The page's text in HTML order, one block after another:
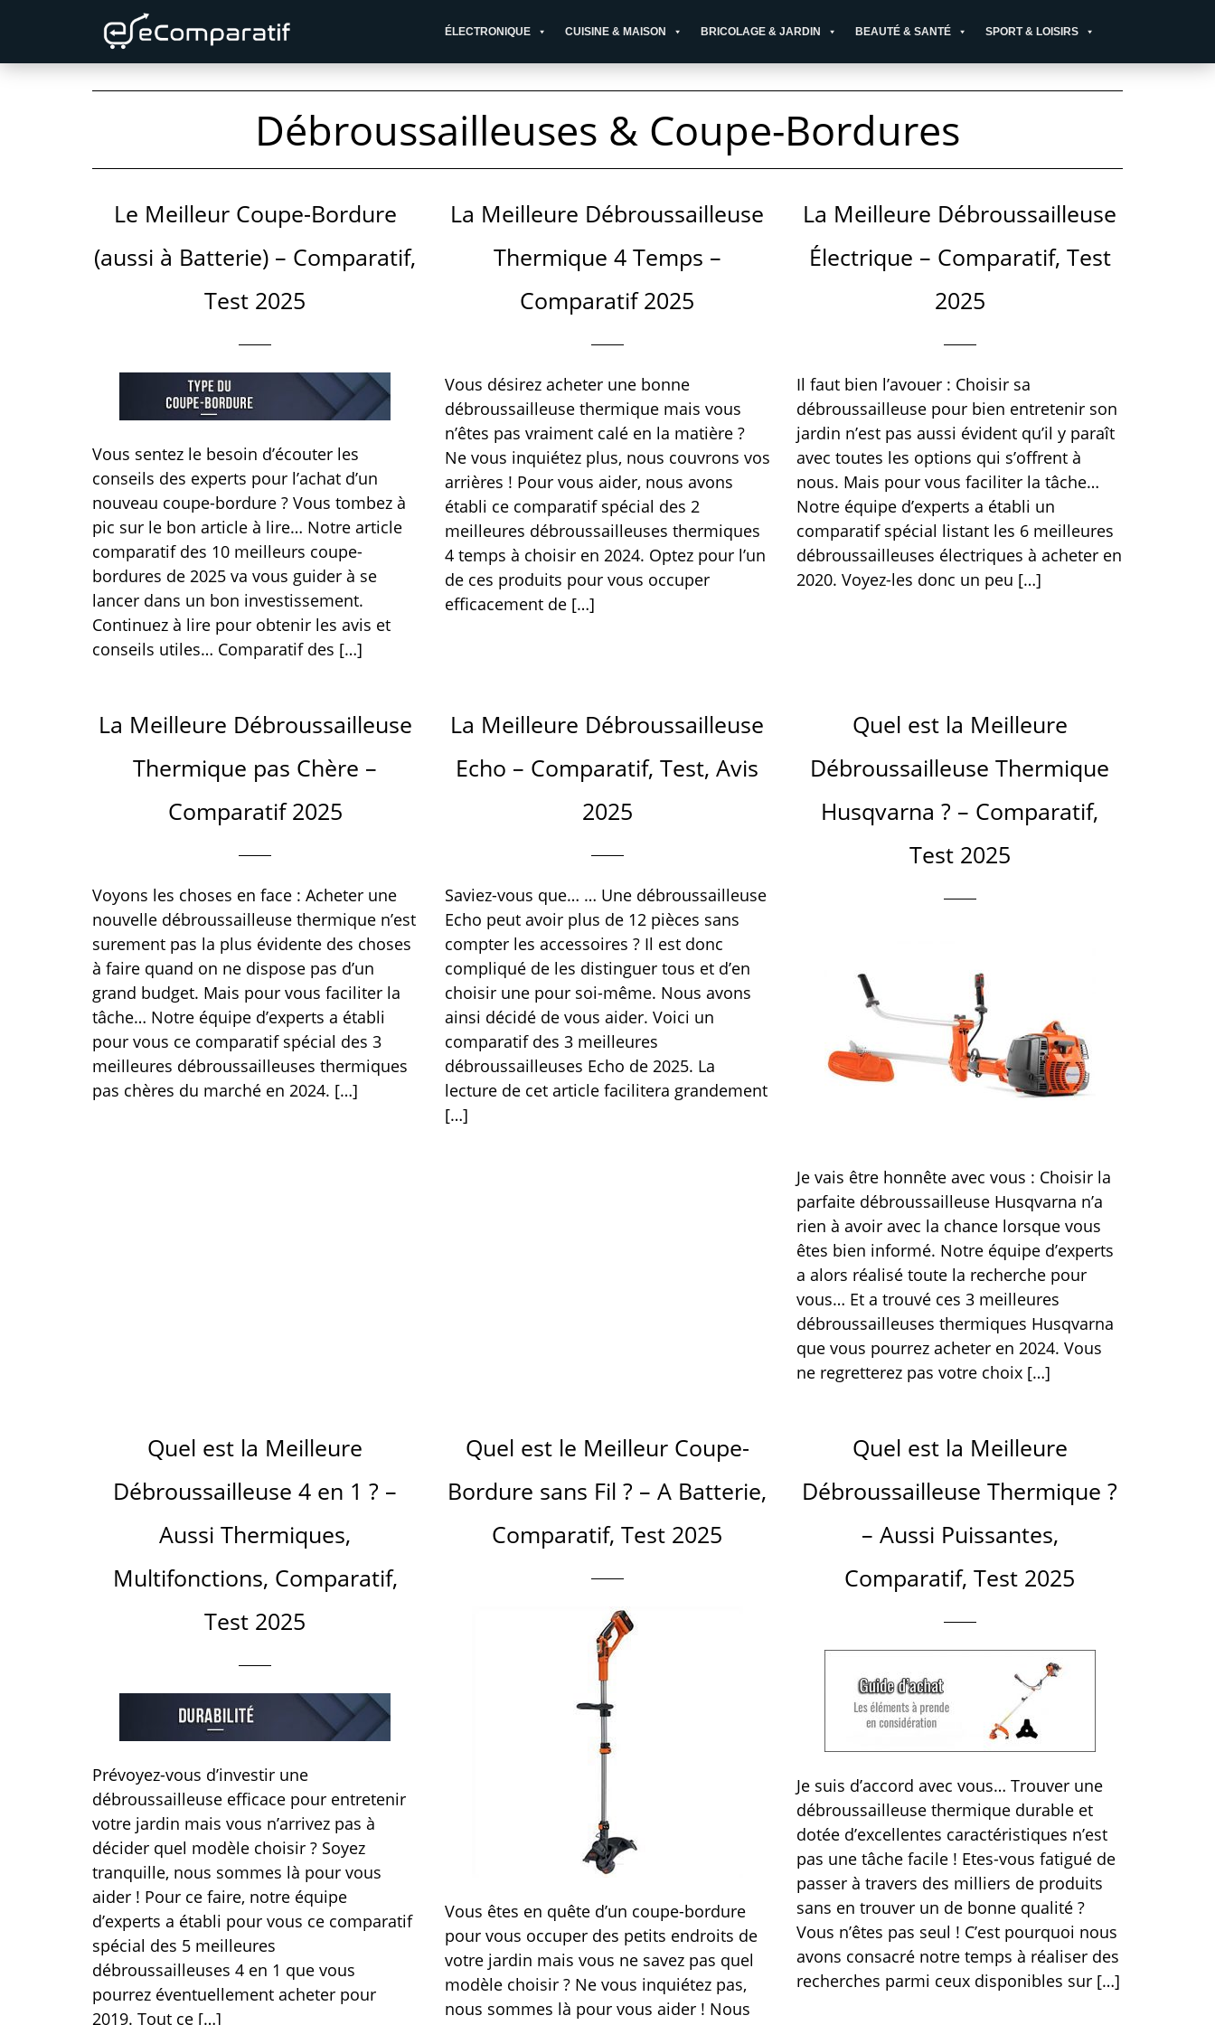
primary
content
ÉLECTRONIQUE CUISINE & MAISON BRICOLAGE & JARDIN BEAUTÉ & SANTÉ SPORT & LOISIRS
Débroussailleuses & Coupe-Bordures
Le Meilleur Coupe-Bordure
(aussi à Batterie) – Comparatif,
Test 2025
Vous sentez le besoin d’écouter les
conseils des experts pour l’achat d’un
nouveau coupe-bordure ? Vous tombez à
pic sur le bon article à lire… Notre article
comparatif des 10 meilleurs coupe-
bordures de 2025 va vous guider à se
lancer dans un bon investissement.
Continuez à lire pour obtenir les avis et
conseils utiles… Comparatif des […]
La Meilleure Débroussailleuse
Thermique 4 Temps –
Comparatif 2025
Vous désirez acheter une bonne
débroussailleuse thermique mais vous
n’êtes pas vraiment calé en la matière ?
Ne vous inquiétez plus, nous couvrons vos
arrières ! Pour vous aider, nous avons
établi ce comparatif spécial des 2
meilleures débroussailleuses thermiques
4 temps à choisir en 2024. Optez pour l’un
de ces produits pour vous occuper
efficacement de […]
La Meilleure Débroussailleuse
Électrique – Comparatif, Test
2025
Il faut bien l’avouer : Choisir sa
débroussailleuse pour bien entretenir son
jardin n’est pas aussi évident qu’il y paraît
avec toutes les options qui s’offrent à
nous. Mais pour vous faciliter la tâche…
Notre équipe d’experts a établi un
comparatif spécial listant les 6 meilleures
débroussailleuses électriques à acheter en
2020. Voyez-les donc un peu […]
La Meilleure Débroussailleuse
Thermique pas Chère –
Comparatif 2025
Voyons les choses en face : Acheter une
nouvelle débroussailleuse thermique n’est
surement pas la plus évidente des choses
à faire quand on ne dispose pas d’un
grand budget. Mais pour vous faciliter la
tâche… Notre équipe d’experts a établi
pour vous ce comparatif spécial des 3
meilleures débroussailleuses thermiques
pas chères du marché en 2024. […]
La Meilleure Débroussailleuse
Echo – Comparatif, Test, Avis
2025
Saviez-vous que… … Une débroussailleuse
Echo peut avoir plus de 12 pièces sans
compter les accessoires ? Il est donc
compliqué de les distinguer tous et d’en
choisir une pour soi-même. Nous avons
ainsi décidé de vous aider. Voici un
comparatif des 3 meilleures
débroussailleuses Echo de 2025. La
lecture de cet article facilitera grandement
[…]
Quel est la Meilleure
Débroussailleuse Thermique
Husqvarna ? – Comparatif,
Test 2025
Je vais être honnête avec vous : Choisir la
parfaite débroussailleuse Husqvarna n’a
rien à avoir avec la chance lorsque vous
êtes bien informé. Notre équipe d’experts
a alors réalisé toute la recherche pour
vous… Et a trouvé ces 3 meilleures
débroussailleuses thermiques Husqvarna
que vous pourrez acheter en 2024. Vous
ne regretterez pas votre choix […]
Quel est la Meilleure
Débroussailleuse 4 en 1 ? –
Aussi Thermiques,
Multifonctions, Comparatif,
Test 2025
Prévoyez-vous d’investir une
débroussailleuse efficace pour entretenir
votre jardin mais vous n’arrivez pas à
décider quel modèle choisir ? Soyez
tranquille, nous sommes là pour vous
aider ! Pour ce faire, notre équipe
d’experts a établi pour vous ce comparatif
spécial des 5 meilleures
débroussailleuses 4 en 1 que vous
pourrez éventuellement acheter pour
2019. Tout ce […]
Quel est le Meilleur Coupe-
Bordure sans Fil ? – A Batterie,
Comparatif, Test 2025
Vous êtes en quête d’un coupe-bordure
pour vous occuper des petits endroits de
votre jardin mais vous ne savez pas quel
modèle choisir ? Ne vous inquiétez pas,
nous sommes là pour vous aider ! Nous
Quel est la Meilleure
Débroussailleuse Thermique ?
– Aussi Puissantes,
Comparatif, Test 2025
Je suis d’accord avec vous… Trouver une
débroussailleuse thermique durable et
dotée d’excellentes caractéristiques n’est
pas une tâche facile ! Etes-vous fatigué de
passer à travers des milliers de produits
sans en trouver un de bonne qualité ?
Vous n’êtes pas seul ! C’est pourquoi nous
avons consacré notre temps à réaliser des
recherches parmi ceux disponibles sur […]